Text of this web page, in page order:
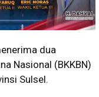
dua
Nasional (BKKBN)
Sulsel.